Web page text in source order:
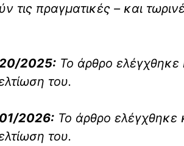
τις πραγματικές – και
2025: Το άρθρο ελέγχθηκε
του.
2026: Το άρθρο ελέγχθηκε
του.